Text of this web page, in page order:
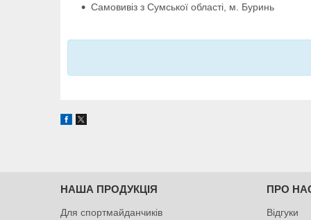
Самовивіз з Сумської області, м. Буринь
НАША ПРОДУКЦІЯ
Для спортмайданчиків
ПРО
Відгуки